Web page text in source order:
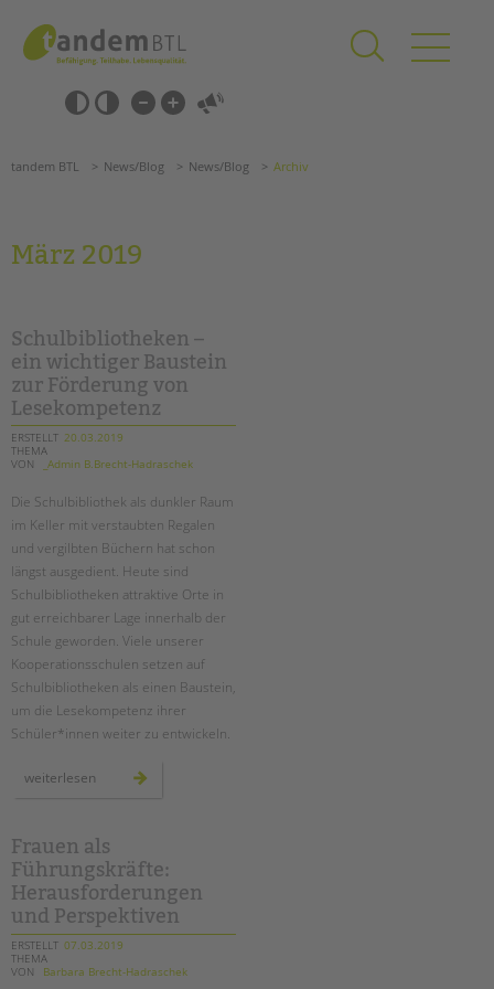
springen
Barrierefrei-
Einstellungen
überspringen
überspringen
Förderzentren
Kollegs
EFöB
Schulbezogene Sozialarbeit
Tagesgruppen
HILFEN ZUR ERZIEHUNG
EINGLIEDERUNGSHILFE
BETREUTES WOHNEN
TANDEM BTL AKADEMIE
Zertfikatskurse
Seminarkalender
Seminarräume
STADTTEILARBEIT
Bereiche im Überblick
Kinder- und Jugendschutz
Unsere Videos
Gesellschafter VdK
schoolcoach BTL
Suchen
tandem BTL News/Blog News/Blog Archiv
März 2019
Schulbibliotheken –
ein wichtiger Baustein
zur Förderung von
Lesekompetenz
ERSTELLT 20.03.2019
THEMA
VON
_Admin B.Brecht-Hadraschek
Die Schulbibliothek als dunkler Raum
im Keller mit verstaubten Regalen
und vergilbten Büchern hat schon
längst ausgedient. Heute sind
Schulbibliotheken attraktive Orte in
gut erreichbarer Lage innerhalb der
Schule geworden. Viele unserer
Kooperationsschulen setzen auf
Schulbibliotheken als einen Baustein,
um die Lesekompetenz ihrer
Schüler*innen weiter zu entwickeln.
weiterlesen schulbibliotheken
zur
förderung
von
lesekompetenz
Frauen als
Führungskräfte:
Herausforderungen
und Perspektiven
ERSTELLT 07.03.2019
THEMA
VON
Barbara Brecht-Hadraschek